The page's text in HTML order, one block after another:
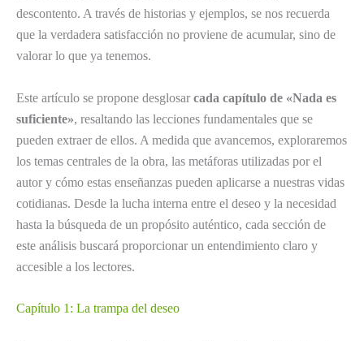
descontento. A través de historias y ejemplos, se nos recuerda
que la verdadera satisfacción no proviene de acumular, sino de
valorar lo que ya tenemos.
Este artículo se propone desglosar cada capítulo de «Nada es
suficiente», resaltando las lecciones fundamentales que se
pueden extraer de ellos. A medida que avancemos, exploraremos
los temas centrales de la obra, las metáforas utilizadas por el
autor y cómo estas enseñanzas pueden aplicarse a nuestras vidas
cotidianas. Desde la lucha interna entre el deseo y la necesidad
hasta la búsqueda de un propósito auténtico, cada sección de
este análisis buscará proporcionar un entendimiento claro y
accesible a los lectores.
Capítulo 1: La trampa del deseo